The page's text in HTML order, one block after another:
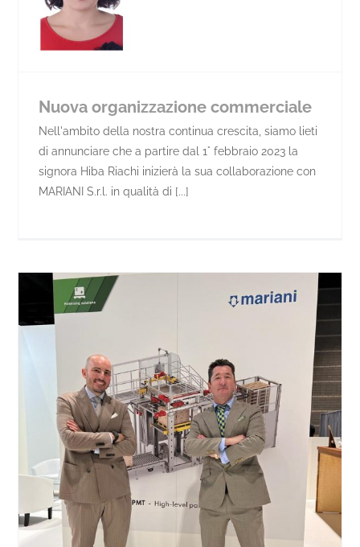
Nuova organizzazione commerciale
Nell'ambito della nostra continua crescita, siamo lieti
di annunciare che a partire dal 1° febbraio 2023 la
signora Hiba Riachi inizierà la sua collaborazione con
MARIANI S.r.l. in qualità di [...]